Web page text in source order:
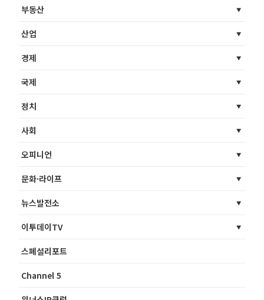
부동산
산업
경제
국제
정치
사회
오피니언
문화·라이프
뉴스발전소
이투데이TV
스페셜리포트
Channel 5